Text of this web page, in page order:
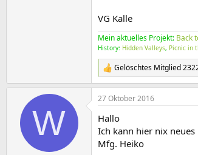
VG Kalle
Mein aktuelles Projekt: Back
History: Hidden Valleys, Picnic in
R
e
a
k
i
o
n
e
Gelöschtes Mitglied
W
27 Oktober 2016
Hallo
Ich kann hier nix
Mfg. Heiko